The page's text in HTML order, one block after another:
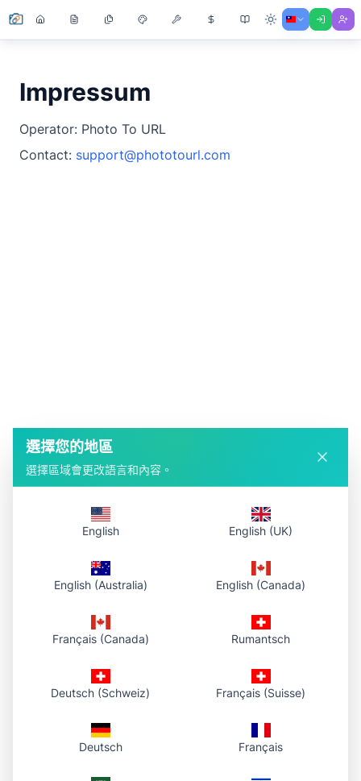
Impressum
Operator: Photo To URL
Contact: support@phototourl.com
選擇您的地區
選擇區域會更改語言和內容。
English English (UK)
English (Australia) English (Canada)
Français (Canada) Rumantsch
Deutsch (Schweiz) Français (Suisse)
Deutsch Français